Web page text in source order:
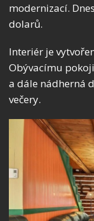
modernizací.
dolarů.
Interiér je
Obývacímu
a dále nádherná
večery.